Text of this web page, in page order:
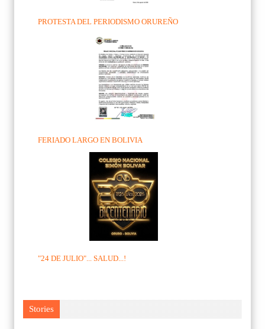
PROTESTA DEL PERIODISMO ORUREÑO
FERIADO LARGO EN BOLIVIA
"24 DE JULIO"... SALUD...!
Stories